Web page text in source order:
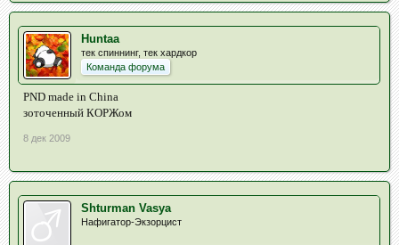
Huntaa
тек спиннинг, тек хардкор
Команда форума
PND made in China
зоточенный КОРЖом
8 дек 2009
Shturman Vasya
Нафигатор-Экзорцист